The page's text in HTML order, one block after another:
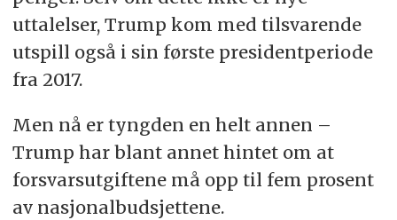
uttalelser, Trump kom med tilsvarende
utspill også i sin første presidentperiode
fra 2017.
Men nå er tyngden en helt annen –
Trump har blant annet hintet om at
forsvarsutgiftene må opp til fem prosent
av nasjonalbudsjettene.